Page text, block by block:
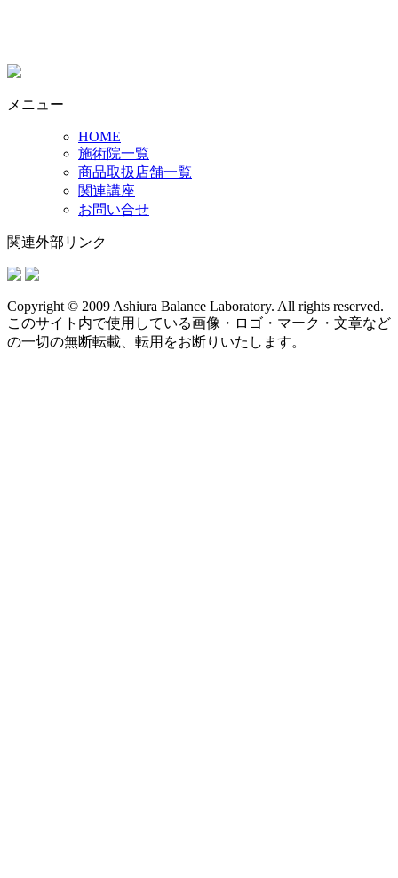
メニュー
HOME
施術院一覧
商品取扱店舗一覧
関連講座
お問い合せ
関連外部リンク
Copyright © 2009 Ashiura Balance Laboratory. All rights reserved.
このサイト内で使用している画像・ロゴ・マーク・文章など
の一切の無断転載、転用をお断りいたします。